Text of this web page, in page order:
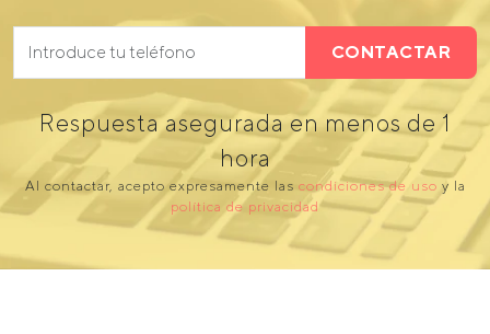
CONTACTAR
Respuesta asegurada en menos de 1
hora
Al contactar, acepto expresamente las condiciones de uso y la
política de privacidad